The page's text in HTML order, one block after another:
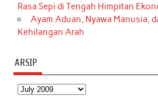
Rasa Sepi di Tengah Himpitan
Ayam Aduan, Nyawa Manusia,
Kehilangan Arah
ARSIP
Arsip